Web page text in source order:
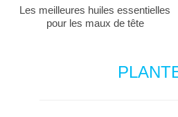
Les meilleures huiles essentielles
pour les maux de tête